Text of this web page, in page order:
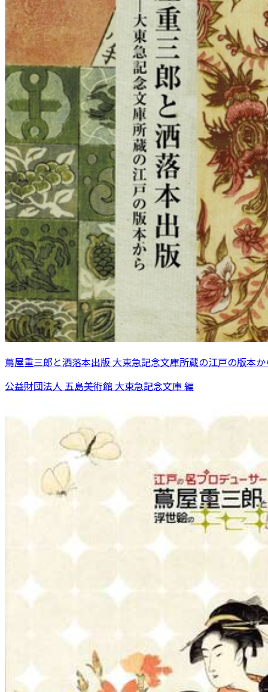
蔦屋重三郎と洒落本出版 大東急記念文庫所蔵の江戸の版本
公益財団法人 五島美術館 大東急記念文庫 編